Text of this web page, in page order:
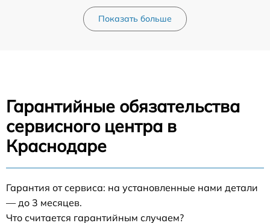
Показать больше
Гарантийные обязательства
сервисного центра в
Краснодаре
Гарантия от сервиса: на установленные нами детали
— до 3 месяцев.
Что считается гарантийным случаем?